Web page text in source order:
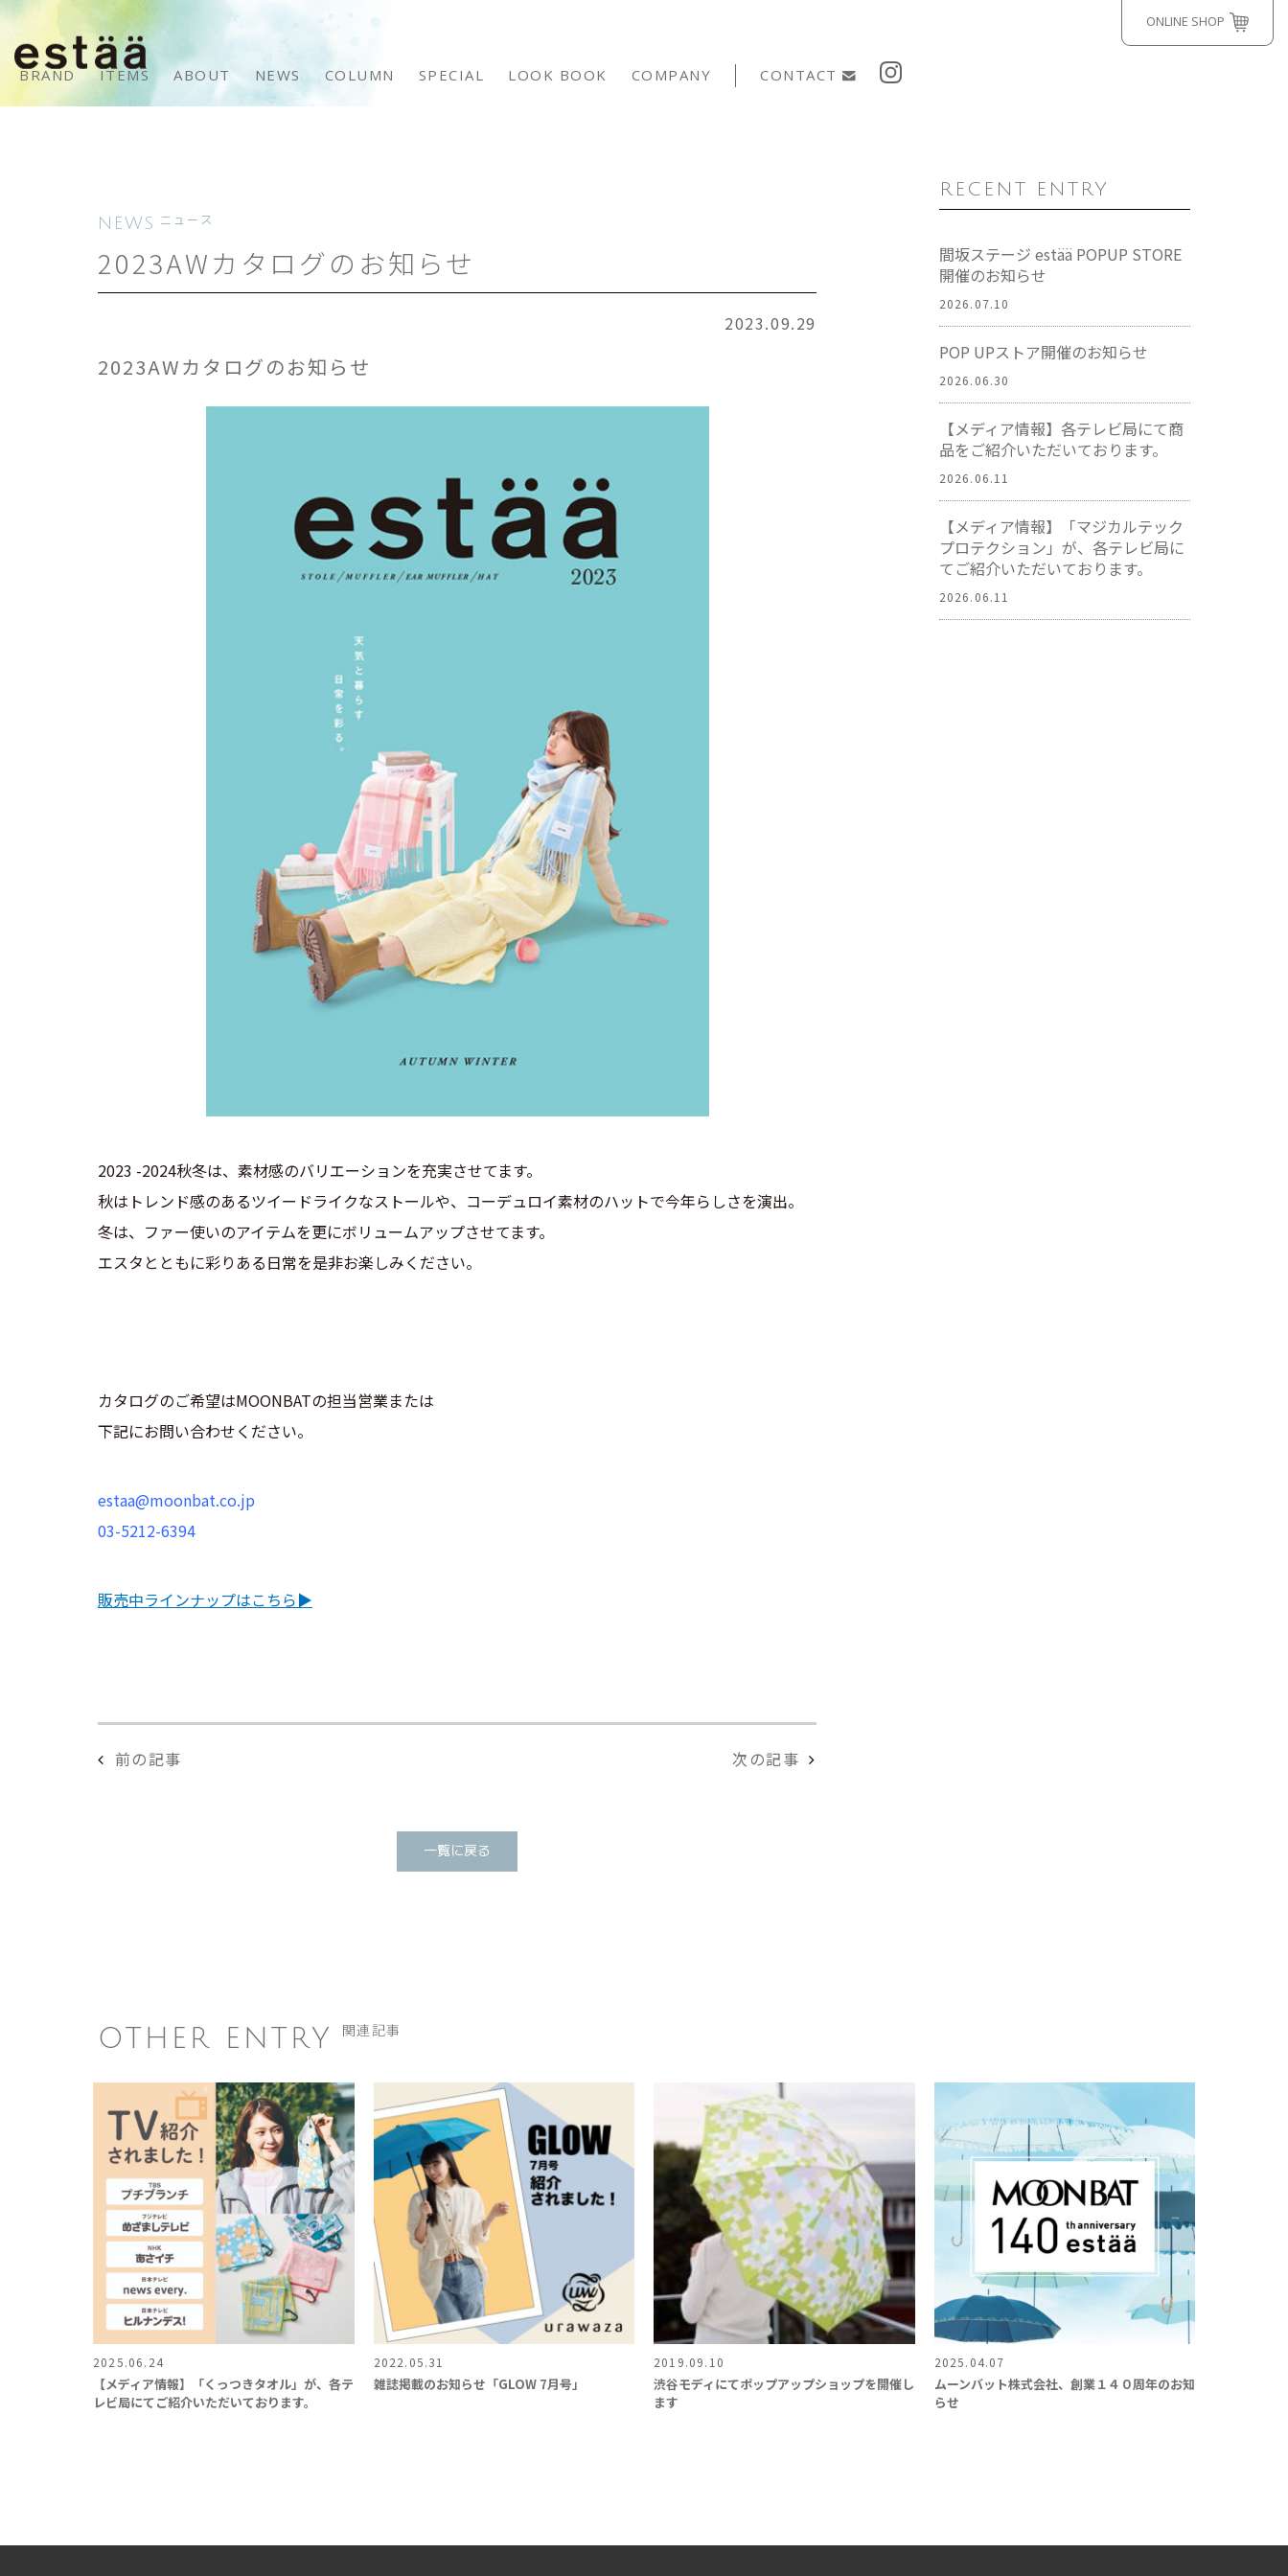
ONLINE SHOP
BRAND ITEMS ABOUT NEWS COLUMN SPECIAL LOOK BOOK COMPANY CONTACT
NEWS ニュース
2023AWカタログのお知らせ
2023.09.29
2023AWカタログのお知らせ
2023 -2024秋冬は、素材感のバリエーションを充実させてます。
秋はトレンド感のあるツイードライクなストールや、コーデュロイ素材のハットで今年らしさを演出。
冬は、ファー使いのアイテムを更にボリュームアップさせてます。
エスタとともに彩りある日常を是非お楽しみください。
カタログのご希望はMOONBATの担当営業または
下記にお問い合わせください。
estaa@moonbat.co.jp
03-5212-6394
販売中ラインナップはこちら▶︎
前の記事 次の記事
一覧に戻る
RECENT ENTRY
間坂ステージ estää POPUP STORE
開催のお知らせ
2026.07.10
POP UPストア開催のお知らせ
2026.06.30
【メディア情報】各テレビ局にて商
品をご紹介いただいております。
2026.06.11
【メディア情報】「マジカルテック
プロテクション」が、各テレビ局に
てご紹介いただいております。
2026.06.11
OTHER ENTRY 関連記事
2025.06.24
【メディア情報】「くっつきタオル」が、各テ
レビ局にてご紹介いただいております。
2022.05.31
雑誌掲載のお知らせ「GLOW 7月号」
2019.09.10
渋谷モディにてポップアップショップを開催し
ます
2025.04.07
ムーンバット株式会社、創業１４０周年のお知
らせ